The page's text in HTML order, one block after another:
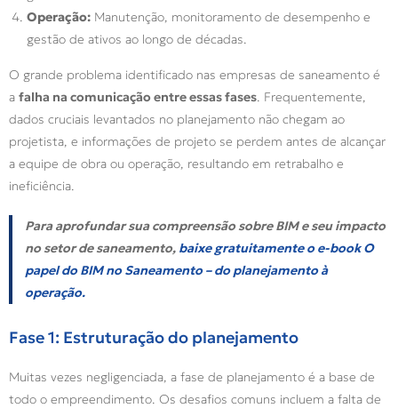
Operação: Manutenção, monitoramento de desempenho e
gestão de ativos ao longo de décadas.
O grande problema identificado nas empresas de saneamento é
a falha na comunicação entre essas fases. Frequentemente,
dados cruciais levantados no planejamento não chegam ao
projetista, e informações de projeto se perdem antes de alcançar
a equipe de obra ou operação, resultando em retrabalho e
ineficiência.
Para aprofundar sua compreensão sobre BIM e seu impacto
no setor de saneamento, baixe gratuitamente o e-bookO
papel do BIM no Saneamento – do planejamento à
operação.
Fase 1: Estruturação do planejamento
Muitas vezes negligenciada, a fase de planejamento é a base de
todo o empreendimento. Os desafios comuns incluem a falta de